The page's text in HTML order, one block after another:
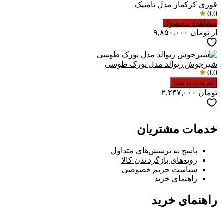
قوری کرکماز مدل تامبیک
0.0
مشاهده محصول
از تومان
شیرجوش ریوالد مدل یورک طوسی
0.0
افزودن به سبد
تومان
خدمات مشتریان
پاسخ به پرسش‌های متداول
رویه‌های بازگرداندن کالا
سیاست حریم خصوصی
راهنمای خرید
راهنمای خرید